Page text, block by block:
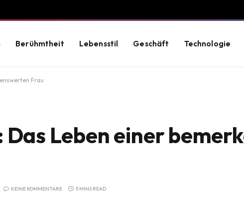
Berühmtheit Lebensstil Geschäft Technologie
Frau
Das Leben einer
KEINE KOMMENTARE 5 MINS READ